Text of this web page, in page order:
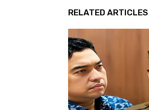
RELATED ARTICLES